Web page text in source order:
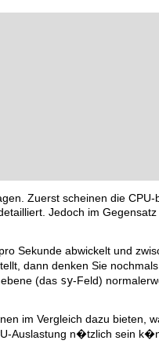
Zuerst scheinen die CPU-
Jedoch im Gegensatz
Sekunde abwickelt und
dann denken Sie
(das sy-Feld)
im Vergleich dazu bieten,
Auslastung n�tzlich sein